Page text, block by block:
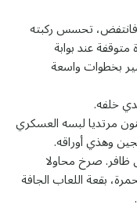
فانتفض، تحسس ركبته
عند بوابة
بخطوات واسعة
خلفه.
مرتديا لبسه العسكري
وهذي أوراقه.
صرخ محاولا
بقعة اللعاب الجافة